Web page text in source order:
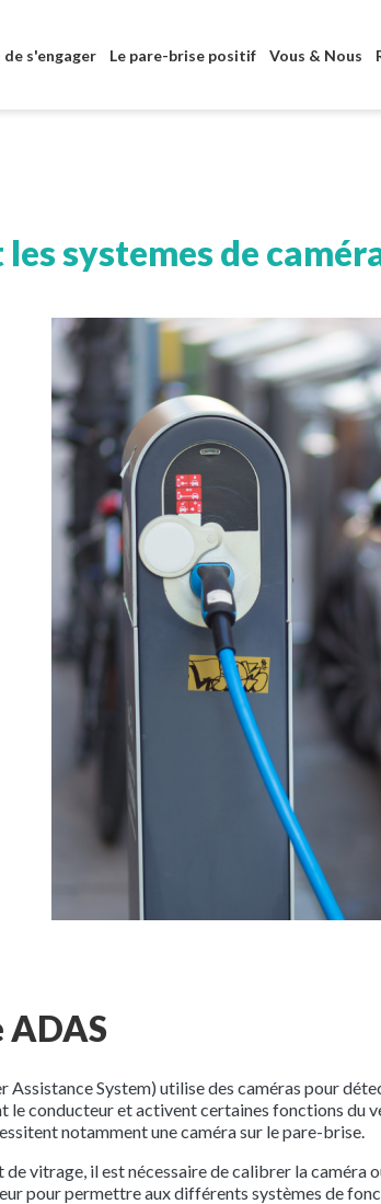
de s'engager Le pare-brise positif Vous & Nous
systemes de
ADAS
Assistance System) utilise des caméras pour
le conducteur et activent certaines fonctions du
notamment une caméra sur le pare-brise.
vitrage, il est nécessaire de calibrer la caméra
pour permettre aux différents systèmes de